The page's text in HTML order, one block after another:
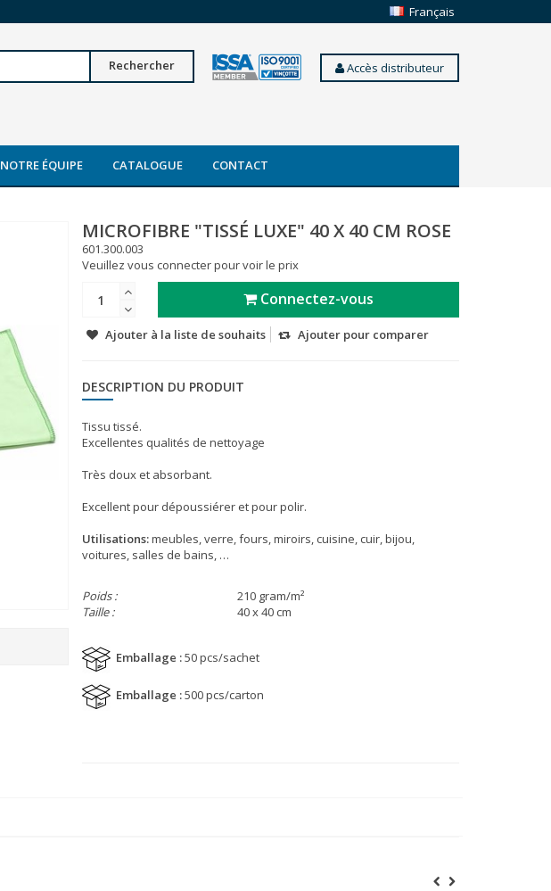
Français
Rechercher
Accès distributeur
NOTRE ÉQUIPE CATALOGUE CONTACT
MICROFIBRE "TISSÉ LUXE" 40 X 40 CM ROSE
601.300.003
Veuillez vous connecter pour voir le prix
Connectez-vous
Ajouter à la liste de souhaits Ajouter pour comparer
DESCRIPTION DU PRODUIT
Tissu tissé.
Excellentes qualités de nettoyage
Très doux et absorbant.
Excellent pour dépoussiérer et pour polir.
Utilisations:meubles, verre, fours, miroirs, cuisine, cuir, bijou,
voitures, salles de bains, …
Poids :
210 gram/m²
Taille :
40 x 40 cm
Emballage :50 pcs/sachet
Emballage :500 pcs/carton